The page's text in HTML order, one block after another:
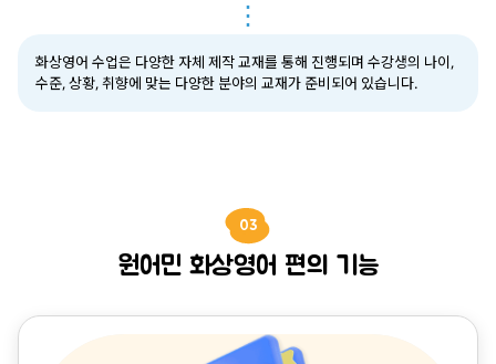
⋮
화상영어 수업은 다양한 자체 제작 교재를 통해 진행되며 수강생의 나이,
수준, 상황, 취향에 맞는 다양한 분야의 교재가 준비되어 있습니다.
03
원어민 화상영어 편의 기능